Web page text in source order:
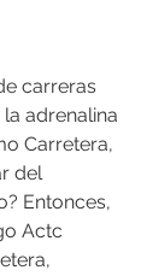
adrenalina
Carretera,
del
Entonces,
Actc